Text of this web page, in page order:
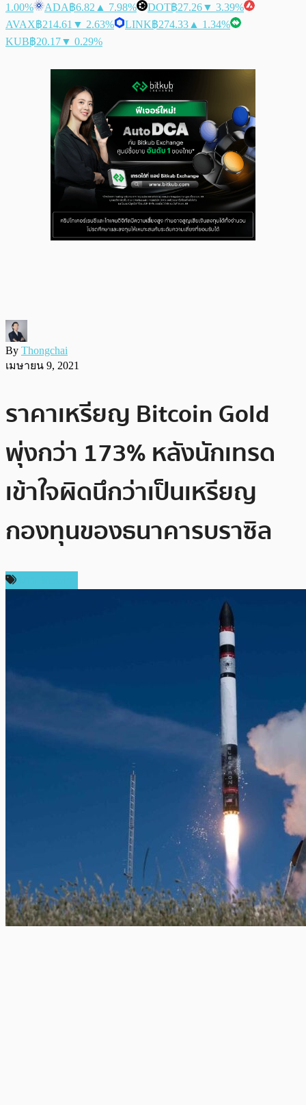
1.00%
ADA฿6.82 ▲ 7.98% DOT฿27.26▼ 3.39%
AVAX฿214.61 ▼ 2.63% LINK฿274.33 ▲ 1.34%
KUB฿20.17▼ 0.29%
By Thongchai
เมษายน 9, 2021
ราคาเหรียญ Bitcoin Gold
พุ่งกว่า 173% หลังนักเทรด
เข้าใจผิดนึกว่าเป็นเหรียญ
กองทุนของธนาคารบราซิล